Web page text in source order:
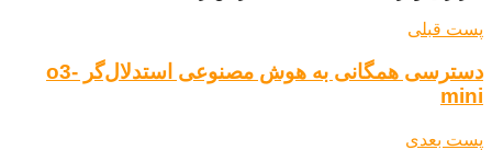
پست قبلی
دسترسی همگانی به هوش مصنوعی استدلال‌گر o3-
mini
پست بعدی